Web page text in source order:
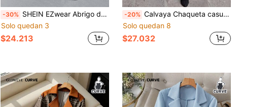
-30% SHEIN EZwear Abrigo de abrigo con doble botonadura y hombros caídos con bloques de color, para invierno
Solo quedan 3
$24.213
-20% Calvaya Chaqueta casual de manga larga con cuello vuelto y hombros caídos, de unicolor, para mujer de talla grande, para otoño/invierno
Solo quedan 8
$27.032